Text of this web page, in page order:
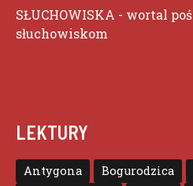
SŁUCHOWISKA - wortal
słuchowiskom
LEKTURY
Antygona Bogurodzica